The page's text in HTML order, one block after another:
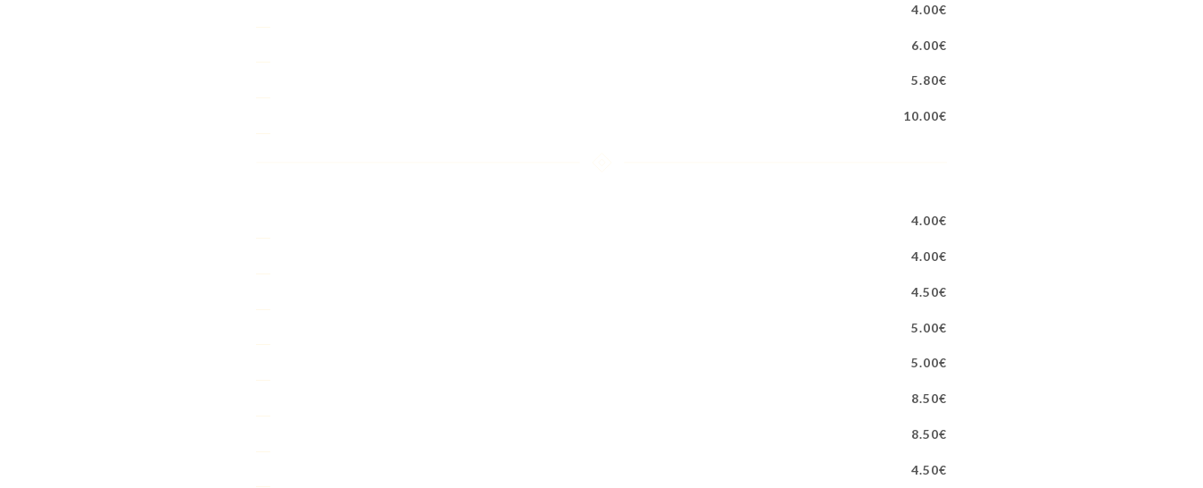
4.00€
6.00€
5.80€
10.00€
4.00€
4.00€
4.50€
5.00€
5.00€
8.50€
8.50€
4.50€